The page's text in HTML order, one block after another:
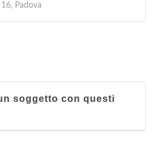
Padova
soggetto con questi